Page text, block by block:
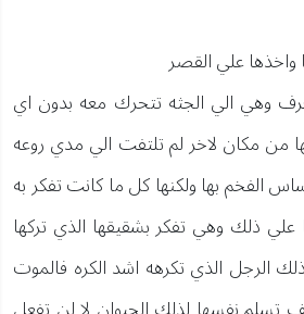
علي القصر
وهي الي الجثه تتحرك معه بدون اي
من مكان لاخر لم تلتفت الي مدي روعه
الفخم بها ولكنها كل ما كانت تفكر به
ذلك وهي تفكر بشقيقها الذي تركها
ذلك الرجل الذي تكرهه اشد الكره فالموت